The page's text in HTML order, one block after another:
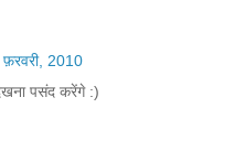
फ़रवरी, 2010
पसंद करेंगे :)